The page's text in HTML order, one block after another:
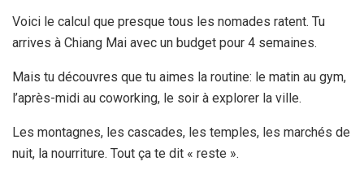
Voici le calcul que presque tous les nomades ratent. Tu
arrives à Chiang Mai avec un budget pour 4 semaines.
Mais tu découvres que tu aimes la routine: le matin au gym,
l’après-midi au coworking, le soir à explorer la ville.
Les montagnes, les cascades, les temples, les marchés de
nuit, la nourriture. Tout ça te dit « reste ».